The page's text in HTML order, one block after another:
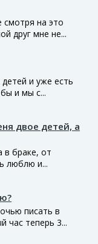
на это
друг мне не...
и уже есть
и мы с...
двое детей, а
в браке, от
люблю и...
писать в
час теперь 3...